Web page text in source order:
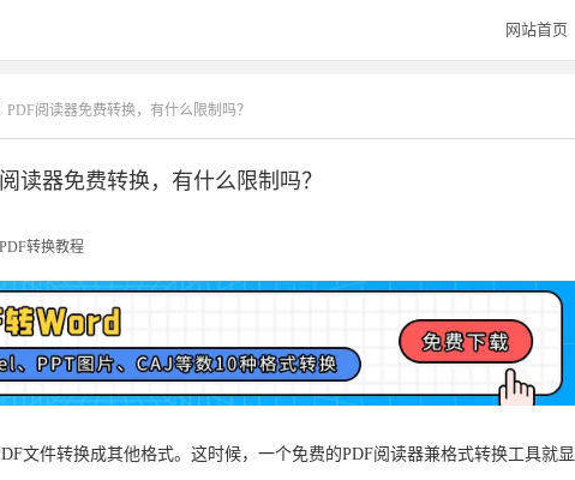
网站首页
阅读器免费转换，有什么限制吗？
读器免费转换，有什么限制吗？
PDF转换教程
文件转换成其他格式。这时候，一个免费的PDF阅读器兼格式转换工具就显